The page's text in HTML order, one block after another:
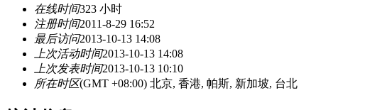
在线时间323 小时
注册时间2011-8-29 16:52
最后访问2013-10-13 14:08
上次活动时间2013-10-13 14:08
上次发表时间2013-10-13 10:10
所在时区(GMT +08:00) 北京, 香港, 帕斯, 新加坡, 台北